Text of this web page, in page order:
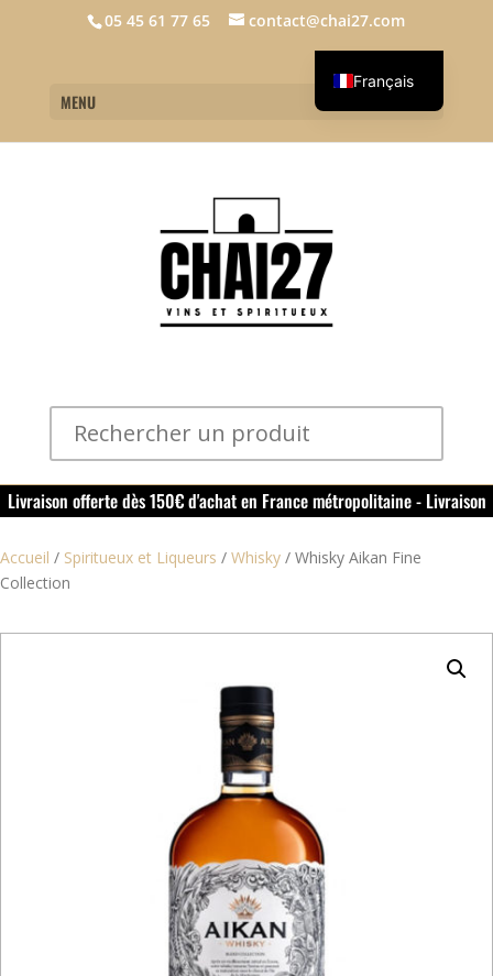
05 45 61 77 65 contact@chai27.com
MENU
Livraison offerte dès 150€ d'achat en France métropolitaine - Livraison
offerte dans le rouillacais (16) dès 50€ d'achat
Accueil / Spiritueux et Liqueurs / Whisky / Whisky Aikan Fine
Collection
Français
English